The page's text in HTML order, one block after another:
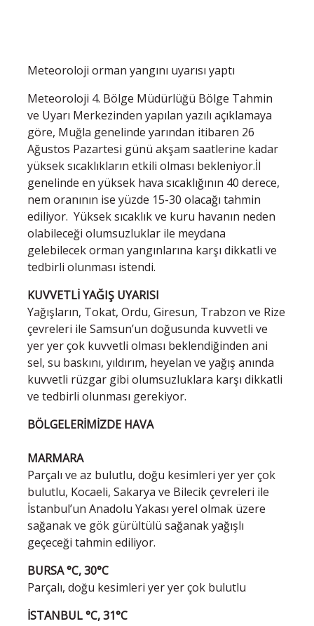
Meteoroloji orman yangını uyarısı yaptı
Meteoroloji 4. Bölge Müdürlüğü Bölge Tahmin
ve Uyarı Merkezinden yapılan yazılı açıklamaya
göre, Muğla genelinde yarından itibaren 26
Ağustos Pazartesi günü akşam saatlerine kadar
yüksek sıcaklıkların etkili olması bekleniyor.İl
genelinde en yüksek hava sıcaklığının 40 derece,
nem oranının ise yüzde 15-30 olacağı tahmin
ediliyor. Yüksek sıcaklık ve kuru havanın neden
olabileceği olumsuzluklar ile meydana
gelebilecek orman yangınlarına karşı dikkatli ve
tedbirli olunması istendi.
KUVVETLİ YAĞIŞ UYARISI
Yağışların, Tokat, Ordu, Giresun, Trabzon ve Rize
çevreleri ile Samsun’un doğusunda kuvvetli ve
yer yer çok kuvvetli olması beklendiğinden ani
sel, su baskını, yıldırım, heyelan ve yağış anında
kuvvetli rüzgar gibi olumsuzluklara karşı dikkatli
ve tedbirli olunması gerekiyor.
BÖLGELERİMİZDE HAVA
MARMARA
Parçalı ve az bulutlu, doğu kesimleri yer yer çok
bulutlu, Kocaeli, Sakarya ve Bilecik çevreleri ile
İstanbul’un Anadolu Yakası yerel olmak üzere
sağanak ve gök gürültülü sağanak yağışlı
geçeceği tahmin ediliyor.
BURSA °C, 30°C
Parçalı, doğu kesimleri yer yer çok bulutlu
İSTANBUL °C, 31°C